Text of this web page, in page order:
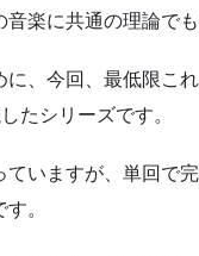
楽に共通の理論で
、今回、最低限こ
たシリーズです。
いますが、単回で
。